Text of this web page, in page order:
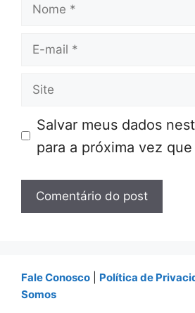
E-
Site
Salvar meus dados
para a próxima vez
Fale Conosco Política de
Somos